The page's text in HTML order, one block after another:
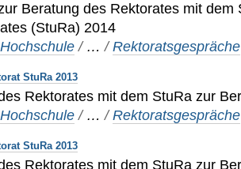
Beratung des Rektorates mit dem
(StuRa) 2014
Hochschule / …/Rektoratsgespräche
StuRa 2013
Rektorates mit dem StuRa zur
Hochschule / …/Rektoratsgespräche
StuRa 2013
Rektorates mit dem StuRa zur